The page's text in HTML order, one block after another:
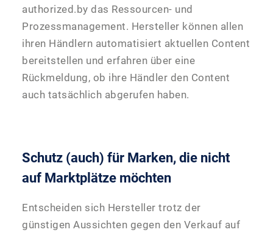
authorized.by das Ressourcen- und
Prozessmanagement. Hersteller können allen
ihren Händlern automatisiert aktuellen Content
bereitstellen und erfahren über eine
Rückmeldung, ob ihre Händler den Content
auch tatsächlich abgerufen haben.
Schutz (auch) für Marken, die nicht
auf Marktplätze möchten
Entscheiden sich Hersteller trotz der
günstigen Aussichten gegen den Verkauf auf